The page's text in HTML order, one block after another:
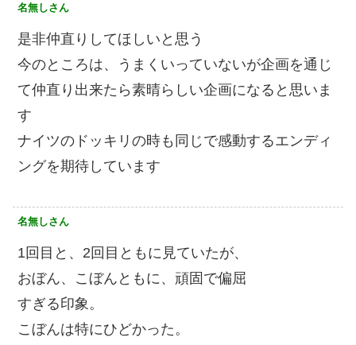
名無しさん
是非仲直りしてほしいと思う
今のところは、うまくいっていないが企画を通じ
て仲直り出来たら素晴らしい企画になると思いま
す
ナイツのドッキリの時も同じで感動するエンディ
ングを期待しています
名無しさん
1回目と、2回目ともに見ていたが、
おぼん、こぼんともに、頑固で偏屈
すぎる印象。
こぼんは特にひどかった。